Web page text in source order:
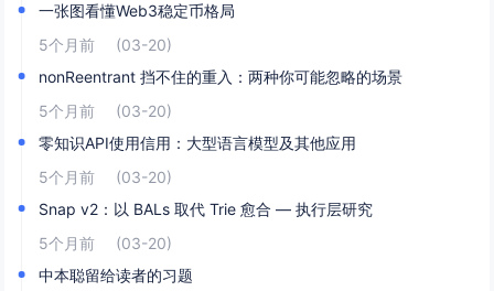
一张图看懂Web3稳定币格局
5个月前
(03-20)
nonReentrant 挡不住的重入：两种你可能忽略的场景
5个月前
(03-20)
零知识API使用信用：大型语言模型及其他应用
5个月前
(03-20)
Snap v2：以 BALs 取代 Trie 愈合 — 执行层研究
5个月前
(03-20)
中本聪留给读者的习题